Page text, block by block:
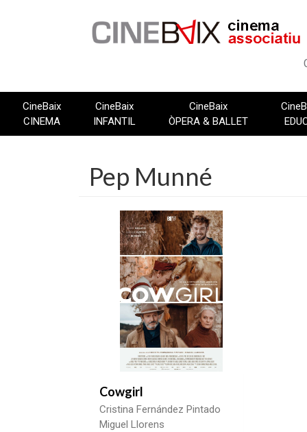
CineBaix
CINEMA
CineBaix
INFANTIL
CineBaix
ÒPERA & BALLET
Pep Munné
Cowgirl
Cristina Fernández Pintado
Miguel Llorens